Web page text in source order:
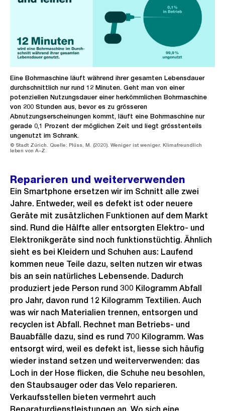
Eine Bohrmaschine läuft während ihrer gesamten Lebensdauer
durchschnittlich nur rund 12 Minuten. Geht man von einer
potenziellen Nutzungsdauer einer herkömmlichen Bohrmaschine
von 200 Stunden aus, bevor es zu grösseren
Abnutzungserscheinungen kommt, läuft eine Bohrmaschine nur
gerade 0,1 Prozent der möglichen Zeit und liegt grösstenteils
ungenutzt im Schrank.
© Stadt Zürich. Quelle: Plüss, M. (2020). Weniger ist weniger. Klimafreundlich
leben von A–Z.
Reparieren und weiterverwenden
Ein Smartphone ersetzen wir im Schnitt alle zwei
Jahre. Entweder, weil es defekt ist oder neuere
Geräte mit zusätzlichen Funktionen auf dem Markt
sind. Rund die Hälfte aller entsorgten Elektro- und
Elektronikgeräte sind noch funktionstüchtig. Ähnlich
sieht es bei Kleidern und Schuhen aus: Laufend
kommen neue Teile dazu, selten nutzen wir etwas
bis an sein natürliches Lebensende. Dadurch
produziert jede Person rund 300 Kilogramm Abfall
pro Jahr, davon rund 12 Kilogramm Textilien. Auch
was wir nach Materialien trennen, entsorgen und
recyclen ist Abfall. Rechnet man Betriebs- und
Bauabfälle dazu, sind es rund 700 Kilogramm. Was
entsorgt wird, weil es defekt ist, liesse sich häufig
wieder instand setzen und weiterverwenden: das
Loch in der Hose flicken, die Schuhe neu besohlen,
den Staubsauger oder das Velo reparieren.
Verkaufsstellen bieten vermehrt auch
Reparaturdienstleistungen an. Wo sich eine